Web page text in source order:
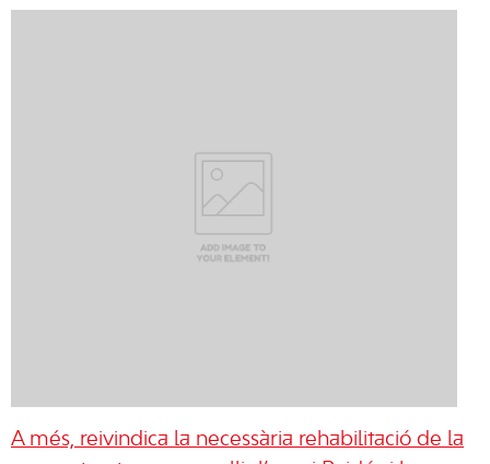
A més, reivindica la necessària rehabilitació de la